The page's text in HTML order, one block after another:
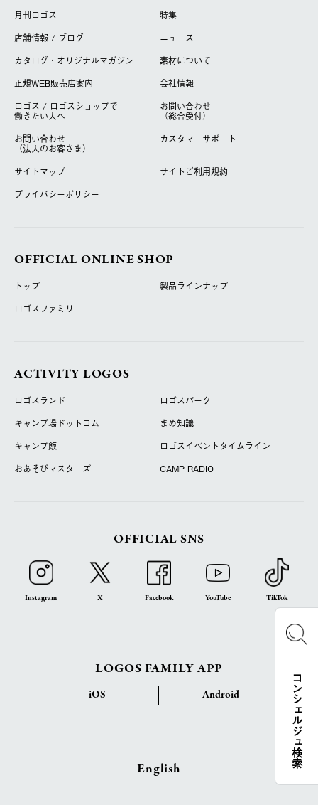
コンシェルジュ検索
月刊ロゴス
特集
店舗情報 / ブログ
ニュース
カタログ・オリジナルマガジン
素材について
正規WEB販売店案内
会社情報
ロゴス / ロゴスショップで
働きたい人へ
お問い合わせ
（総合受付）
お問い合わせ
（法人のお客さま）
カスタマーサポート
サイトマップ
サイトご利用規約
プライバシーポリシー
OFFICIAL ONLINE SHOP
トップ
製品ラインナップ
ロゴスファミリー
ACTIVITY LOGOS
ロゴスランド
ロゴスパーク
キャンプ場ドットコム
まめ知識
キャンプ飯
ロゴスイベントタイムライン
おあそびマスターズ
CAMP RADIO
OFFICIAL SNS
Instagram X Facebook YouTube TikTok
LOGOS FAMILY APP
iOS Android
English